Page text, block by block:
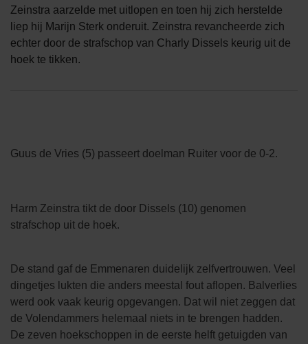
Zeinstra aarzelde met uitlopen en toen hij zich herstelde
liep hij Marijn Sterk onderuit. Zeinstra revancheerde zich
echter door de strafschop van Charly Dissels keurig uit de
hoek te tikken.
Guus de Vries (5) passeert doelman Ruiter voor de 0-2.
Harm Zeinstra tikt de door Dissels (10) genomen
strafschop uit de hoek.
De stand gaf de Emmenaren duidelijk zelfvertrouwen. Veel
dingetjes lukten die anders meestal fout aflopen. Balverlies
werd ook vaak keurig opgevangen. Dat wil niet zeggen dat
de Volendammers helemaal niets in te brengen hadden.
De zeven hoekschoppen in de eerste helft getuigden van